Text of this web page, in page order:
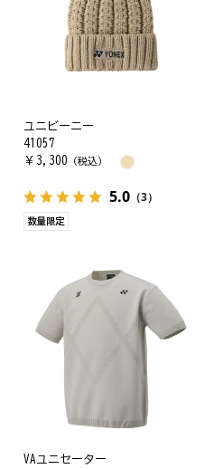
ユニビーニー
41057
￥ 3,300 （税込）
5.0 （3）
数量限定
VAユニセーター